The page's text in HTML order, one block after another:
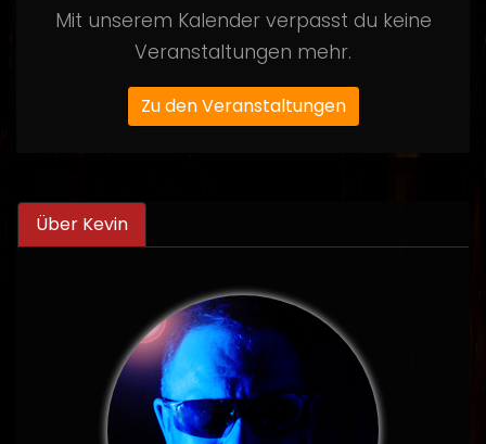
Mit unserem Kalender verpasst du keine
Veranstaltungen mehr.
Zu den Veranstaltungen
Über Kevin